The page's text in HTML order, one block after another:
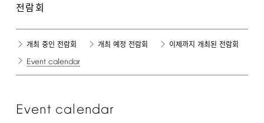
전람회
개최 중인 전람회 개최 예정 전람회 이제까지 개최된 전람회
Event calendar
Event calendar